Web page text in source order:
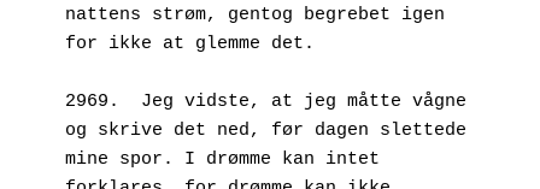
nattens strøm, gentog begrebet igen
for ikke at glemme det.
2969.  Jeg vidste, at jeg måtte vågne
og skrive det ned, før dagen slettede
mine spor. I drømme kan intet